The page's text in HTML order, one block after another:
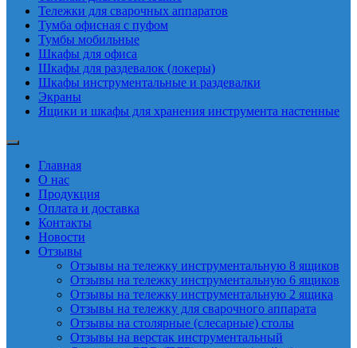
Тележки для сварочных аппаратов
Тумба офисная с пуфом
Тумбы мобильные
Шкафы для офиса
Шкафы для раздевалок (локеры)
Шкафы инструментальные и раздевалки
Экраны
Ящики и шкафы для хранения инструмента настенные
Главная
О нас
Продукция
Оплата и доставка
Контакты
Новости
Отзывы
Отзывы на тележку инструментальную 8 ящиков
Отзывы на тележку инструментальную 6 ящиков
Отзывы на тележку инструментальную 2 ящика
Отзывы на тележку для сварочного аппарата
Отзывы на столярные (слесарные) столы
Отзывы на верстак инструментальный